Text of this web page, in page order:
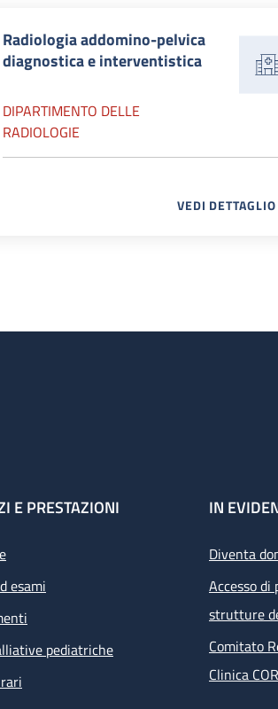
Radiologia addomino-pelvica
diagnostica e interventistica
DIPARTIMENTO DELLE
RADIOLOGIE
VEDI DETTAGLIO
E PRESTAZIONI
esami
pediatriche
IN
Diventa
Accesso
strutture
Comitato
Clinica